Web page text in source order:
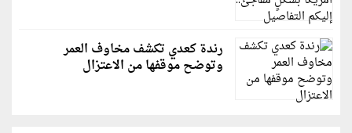
رندة كعدي تكشف مخاوف العمر
وتوضح موقفها من الاعتزال